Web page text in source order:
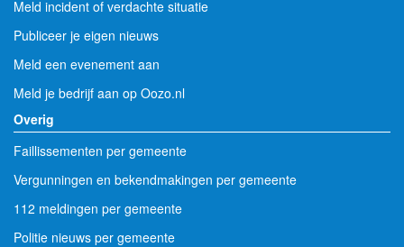
Meld incident of verdachte situatie
Publiceer je eigen nieuws
Meld een evenement aan
Meld je bedrijf aan op Oozo.nl
Overig
Faillissementen per gemeente
Vergunningen en bekendmakingen per gemeente
112 meldingen per gemeente
Politie nieuws per gemeente